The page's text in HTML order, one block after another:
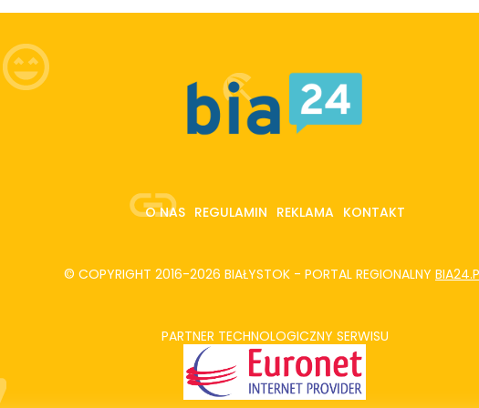
O NAS REGULAMIN REKLAMA KONTAKT
© COPYRIGHT 2016-2026 BIAŁYSTOK - PORTAL REGIONALNY
PARTNER TECHNOLOGICZNY SERWISU